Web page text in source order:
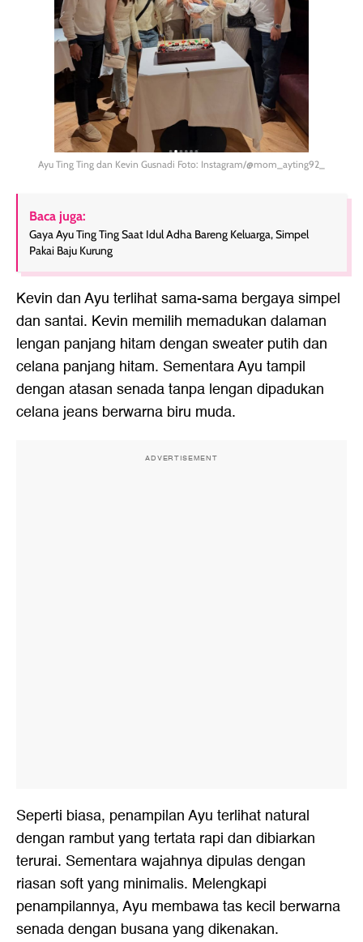
Ayu Ting Ting dan Kevin Gusnadi Foto: Instagram/@mom_ayting92_
Baca juga:
Gaya Ayu Ting Ting Saat Idul Adha Bareng Keluarga, Simpel
Pakai Baju Kurung
Kevin dan Ayu terlihat sama-sama bergaya simpel
dan santai. Kevin memilih memadukan dalaman
lengan panjang hitam dengan sweater putih dan
celana panjang hitam. Sementara Ayu tampil
dengan atasan senada tanpa lengan dipadukan
celana jeans berwarna biru muda.
ADVERTISEMENT
Seperti biasa, penampilan Ayu terlihat natural
dengan rambut yang tertata rapi dan dibiarkan
terurai. Sementara wajahnya dipulas dengan
riasan soft yang minimalis. Melengkapi
penampilannya, Ayu membawa tas kecil berwarna
senada dengan busana yang dikenakan.